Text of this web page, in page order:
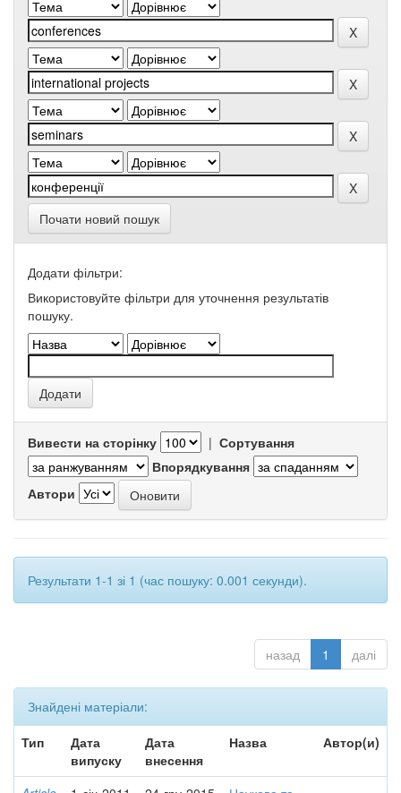
Почати новий пошук
Додати фільтри:
Використовуйте фільтри для уточнення результатів
пошуку.
Вивести на сторінку | Сортування
Впорядкування
Автори
Результати 1-1 зі 1 (час пошуку: 0.001 секунди).
назад 1 далі
Знайдені матеріали:
Тип
Дата
випуску
Дата
внесення
Назва Автор(и)